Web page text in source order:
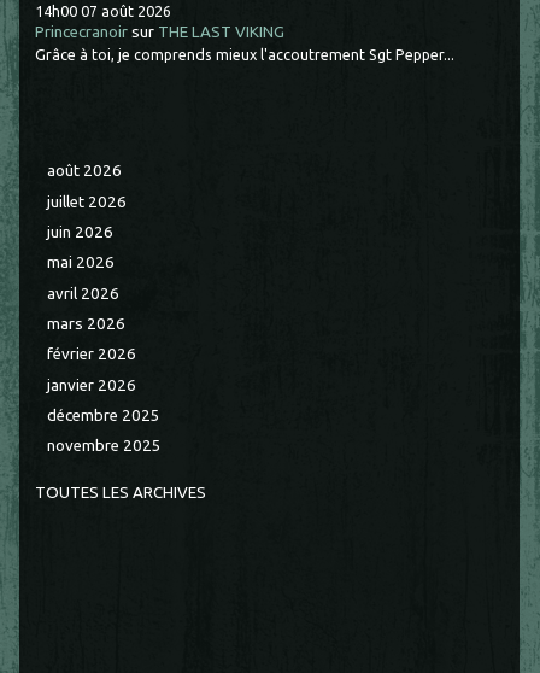
14h00 07 août 2026
Princecranoir sur THE LAST VIKING
Grâce à toi, je comprends mieux l'accoutrement Sgt Pepper...
août 2026
juillet 2026
juin 2026
mai 2026
avril 2026
mars 2026
février 2026
janvier 2026
décembre 2025
novembre 2025
TOUTES LES ARCHIVES